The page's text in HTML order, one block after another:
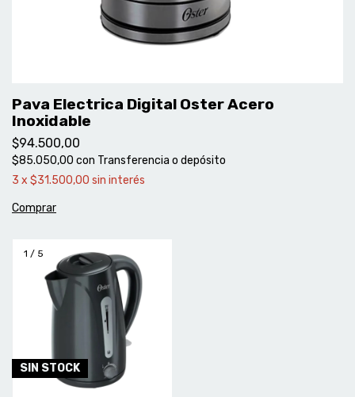
Pava Electrica Digital Oster Acero
Inoxidable
$94.500,00
$85.050,00 con Transferencia o depósito
3 x $31.500,00 sin interés
1 / 5
SIN STOCK